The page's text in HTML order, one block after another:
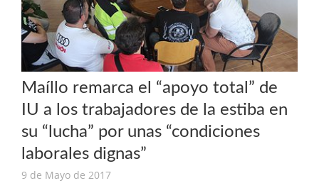
Maíllo remarca el “apoyo total” de
IU a los trabajadores de la estiba en
su “lucha” por unas “condiciones
laborales dignas”
9 de Mayo de 2017